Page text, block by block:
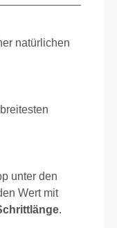
natürlichen
unter den
Wert mit
.